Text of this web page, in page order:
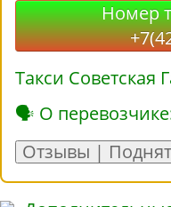
Номер
Такси Советская
🗣 О
Отзывы |